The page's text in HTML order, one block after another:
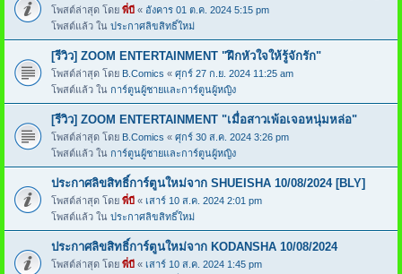
โพสต์ล่าสุด โดย พี่บี « อังคาร 01 ต.ค. 2024 5:15 pm
โพสต์แล้ว ใน ประกาศลิขสิทธิ์ใหม่
[รีวิว] ZOOM ENTERTAINMENT "ฝึกหัวใจให้รู้จักรัก"
โพสต์ล่าสุด โดย B.Comics « ศุกร์ 27 ก.ย. 2024 11:25 am
โพสต์แล้ว ใน การ์ตูนผู้ชายและการ์ตูนผู้หญิง
[รีวิว] ZOOM ENTERTAINMENT "เมื่อสาวเพ้อเจอหนุ่มหล่อ"
โพสต์ล่าสุด โดย B.Comics « ศุกร์ 30 ส.ค. 2024 3:26 pm
โพสต์แล้ว ใน การ์ตูนผู้ชายและการ์ตูนผู้หญิง
ประกาศลิขสิทธิ์การ์ตูนใหม่จาก SHUEISHA 10/08/2024 [BLY]
โพสต์ล่าสุด โดย พี่บี « เสาร์ 10 ส.ค. 2024 2:01 pm
โพสต์แล้ว ใน ประกาศลิขสิทธิ์ใหม่
ประกาศลิขสิทธิ์การ์ตูนใหม่จาก KODANSHA 10/08/2024
โพสต์ล่าสุด โดย พี่บี « เสาร์ 10 ส.ค. 2024 1:45 pm